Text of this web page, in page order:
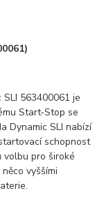
563400061 je
Start‑Stop se
Dynamic SLI nabízí
schopnost
volbu pro široké
vyššími